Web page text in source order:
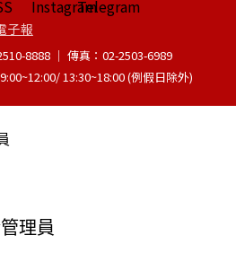
子報
8888 │ 傳真：02-2503-6989
13:30~18:00 (例假日除外)
理員